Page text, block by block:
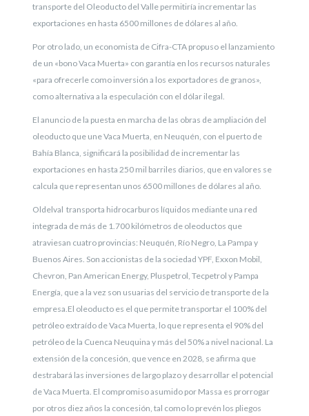
transporte del Oleoducto del Valle permitiría incrementar las
exportaciones en hasta 6500 millones de dólares al año.
Por otro lado, un economista de Cifra-CTA propuso el lanzamiento
de un «bono Vaca Muerta» con garantía en los recursos naturales
«para ofrecerle como inversión a los exportadores de granos»,
como alternativa a la especulación con el dólar ilegal.
El anuncio de la puesta en marcha de las obras de ampliación del
oleoducto que une Vaca Muerta, en Neuquén, con el puerto de
Bahía Blanca, significará la posibilidad de incrementar las
exportaciones en hasta 250 mil barriles diarios, que en valores se
calcula que representan unos 6500 millones de dólares al año.
Oldelval transporta hidrocarburos líquidos mediante una red
integrada de más de 1.700 kilómetros de oleoductos que
atraviesan cuatro provincias: Neuquén, Río Negro, La Pampa y
Buenos Aires. Son accionistas de la sociedad YPF, Exxon Mobil,
Chevron, Pan American Energy, Pluspetrol, Tecpetrol y Pampa
Energía, que a la vez son usuarias del servicio de transporte de la
empresa.El oleoducto es el que permite transportar el 100% del
petróleo extraído de Vaca Muerta, lo que representa el 90% del
petróleo de la Cuenca Neuquina y más del 50% a nivel nacional. La
extensión de la concesión, que vence en 2028, se afirma que
destrabará las inversiones de largo plazo y desarrollar el potencial
de Vaca Muerta. El compromiso asumido por Massa es prorrogar
por otros diez años la concesión, tal como lo prevén los pliegos